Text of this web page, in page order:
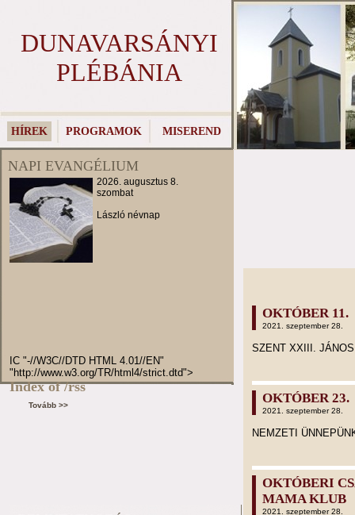
DUNAVARSÁNYI
PLÉBÁNIA
HÍREK PROGRAMOK MISEREND
NAPI EVANGÉLIUM
2026. augusztus 8.
szombat
László névnap
IC "-//W3C//DTD HTML 4.01//EN"
"http://www.w3.org/TR/html4/strict.dtd">
Index of /rss
Tovább >>
OKTÓBER 11.
2021. szeptember 28.
SZENT XXIII.
OKTÓBER 23.
2021. szeptember 28.
NEMZETI
OKTÓBERI
MAMA KLUB
2021. szeptember 28.